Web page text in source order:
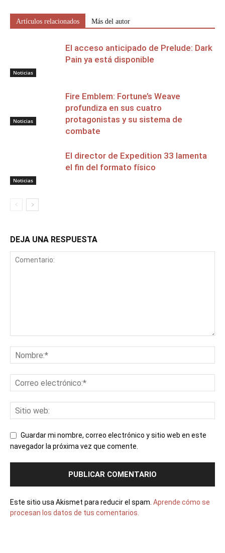
Artículos relacionados Más del autor
Noticias
El acceso anticipado de Prelude: Dark
Pain ya está disponible
Noticias
Fire Emblem: Fortune’s Weave
profundiza en sus cuatro
protagonistas y su sistema de
combate
Noticias
El director de Expedition 33 lamenta
el fin del formato físico
DEJA UNA RESPUESTA
Guardar mi nombre, correo electrónico y sitio web en este
navegador la próxima vez que comente.
Este sitio usa Akismet para reducir el spam. Aprende cómo se
procesan los datos de tus comentarios.